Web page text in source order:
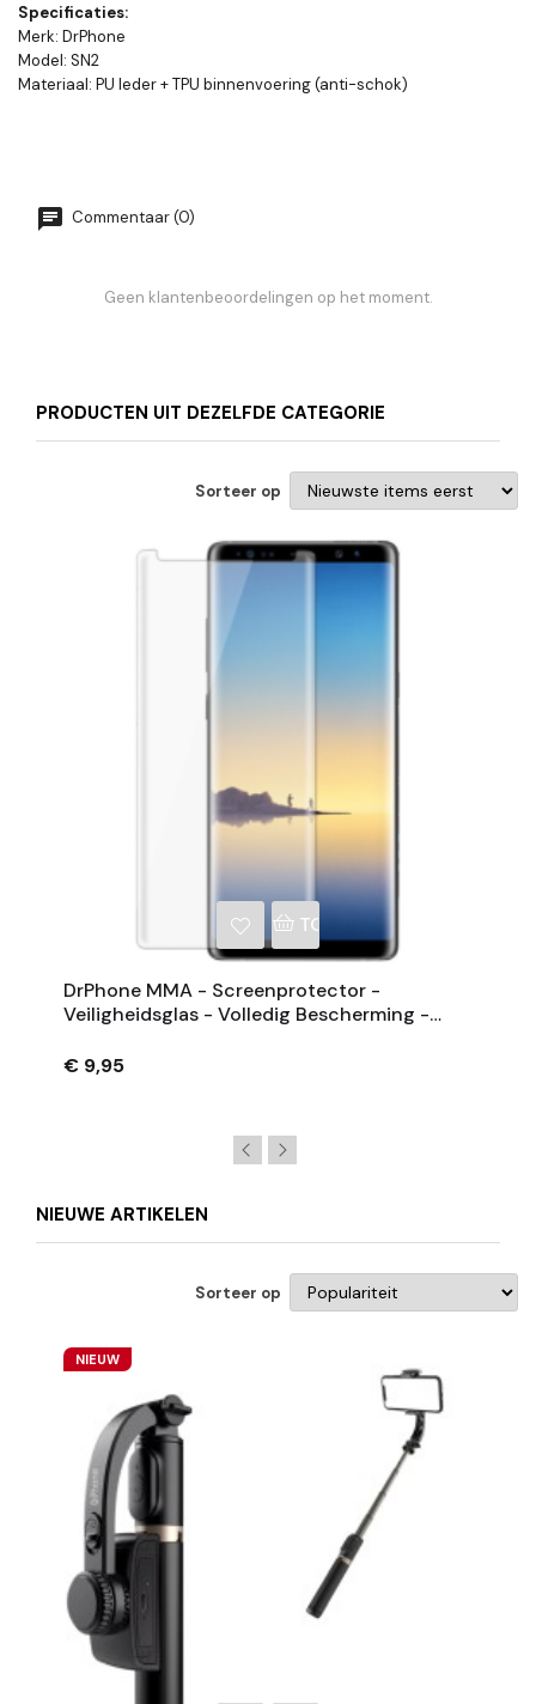
Specificaties:
Merk: DrPhone
Model: SN2
Materiaal: PU leder + TPU binnenvoering (anti-schok)
Commentaar (0)
Geen klantenbeoordelingen op het moment.
PRODUCTEN UIT DEZELFDE CATEGORIE
Sorteer op
TOEVOEGEN AAN
DrPhone MMA - Screenprotector -
Veiligheidsglas - Volledig Bescherming -
8
€ 9,95
NIEUWE ARTIKELEN
Sorteer op
NIEUW